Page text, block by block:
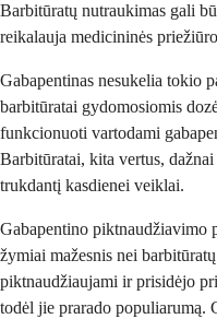
Barbitūratų nutraukimas gali
reikalauja medicininės
Gabapentinas nesukelia tokio
barbitūratai gydomosiomis
funkcionuoti vartodami
Barbitūratai, kita vertus,
trukdantį kasdienei veiklai.
Gabapentino piktnaudžiavimo
žymiai mažesnis nei
piktnaudžiaujami ir prisidėjo
todėl jie prarado populiarumą.